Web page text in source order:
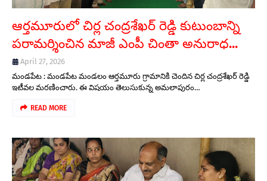
ఆర్తమూరులో చిర్ల చంద్రశేఖర్ రెడ్డి కుటుంబాన్ని
పరామర్శించిన మాజీ ఎంపీ చింతా అనురాధ...
April 27, 2026
మండపేట : మండపేట మండలం ఆర్తమూరు గ్రామానికి చెందిన చిర్ల చంద్రశేఖర్ రెడ్డి
ఇటీవల మరణించారు. ఈ విషయం తెలుసుకున్న అమలాపురం…
READ MORE